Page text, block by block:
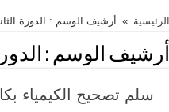
الرئيسية » أرشيف الوسم : الدورة الثانية
أرشيف الوسم : الدورة
سلم تصحيح الكيمياء بكالوريا 2019 دورة